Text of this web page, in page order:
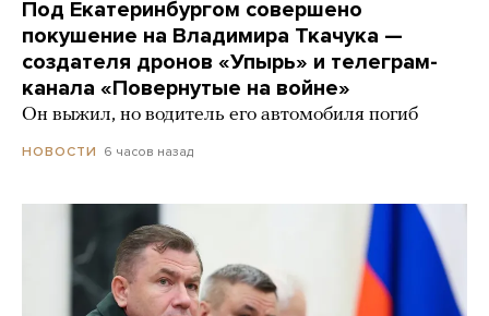
Под Екатеринбургом совершено
покушение на Владимира Ткачука —
создателя дронов «Упырь» и телеграм-
канала «Повернутые на войне»
Он выжил, но водитель его автомобиля погиб
НОВОСТИ 6 часов назад